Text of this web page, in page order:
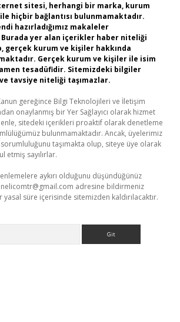
sitesi, herhangi bir marka, kurum
hiçbir bağlantısı bulunmamaktadır.
hazırladığımız makaleler
Burada yer alan içerikler haber niteliği
gerçek kurum ve kişiler hakkında
Gerçek kurum ve kişiler ile isim
tesadüfidir. Sitemizdeki bilgiler
tavsiye niteliği taşımazlar.
gereğince Bilgi Teknolojileri ve İletişim
onaylanmış bir Yer Sağlayıcı olarak hizmet
sitedeki içerikleri proaktif olarak denetleme
bulunmamaktadır. Ancak, üyelerimiz
taşımakta olup, siteye üye olarak
etmiş sayılırlar.
aykırı olduğunu düşündüğünüz
adresine bildirmeniz
süre içerisinde sitemizden kaldırılacaktır.